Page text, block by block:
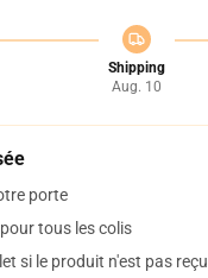
Shipping
Aug. 10
porte
tous les colis
si le produit n'est pas reçu